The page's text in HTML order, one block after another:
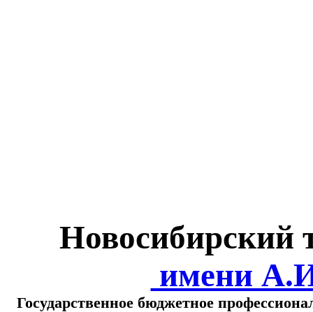
Новосибирский
имени
Государственное бюджетное